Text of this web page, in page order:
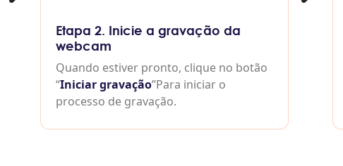
Etapa 2. Inicie a gravação da
webcam
Quando estiver pronto, clique no botão
“Iniciar gravação”Para iniciar o
processo de gravação.